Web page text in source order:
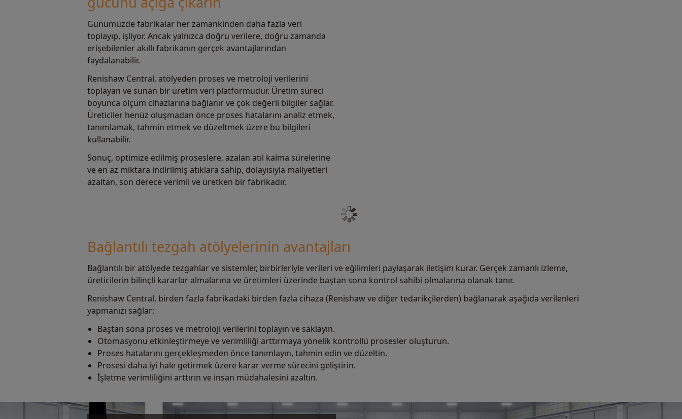
Günümüzde fabrikalar her zamankinden daha fazla veri
toplayıp, işliyor. Ancak yalnızca doğru verilere, doğru zamanda
erişebilenler akıllı fabrikanın gerçek avantajlarından
faydalanabilir.
Renishaw Central, atölyeden proses ve metroloji verilerini
toplayan ve sunan bir üretim veri platformudur. Üretim süreci
boyunca ölçüm cihazlarına bağlanır ve çok değerli bilgiler sağlar.
Üreticiler henüz oluşmadan önce proses hatalarını analiz etmek,
tanımlamak, tahmin etmek ve düzeltmek üzere bu bilgileri
kullanabilir.
Sonuç, optimize edilmiş proseslere, azalan atıl kalma sürelerine
ve en az miktara indirilmiş atıklara sahip, dolayısıyla maliyetleri
azaltan, son derece verimli ve üretken bir fabrikadır.
Bağlantılı tezgah atölyelerinin avantajları
Bağlantılı bir atölyede tezgahlar ve sistemler, birbirleriyle verileri ve eğilimleri paylaşarak iletişim kurar. Gerçek zamanlı izleme,
üreticilerin bilinçli kararlar almalarına ve üretimleri üzerinde baştan sona kontrol sahibi olmalarına olanak tanır.
Renishaw Central, birden fazla fabrikadaki birden fazla cihaza (Renishaw ve diğer tedarikçilerden) bağlanarak aşağıda verilenleri
yapmanızı sağlar:
Baştan sona proses ve metroloji verilerini toplayın ve saklayın.
Otomasyonu etkinleştirmeye ve verimliliği arttırmaya yönelik kontrollü prosesler oluşturun.
Proses hatalarını gerçekleşmeden önce tanımlayın, tahmin edin ve düzeltin.
Prosesi daha iyi hale getirmek üzere karar verme sürecini geliştirin.
İşletme verimliliğini arttırın ve insan müdahalesini azaltın.